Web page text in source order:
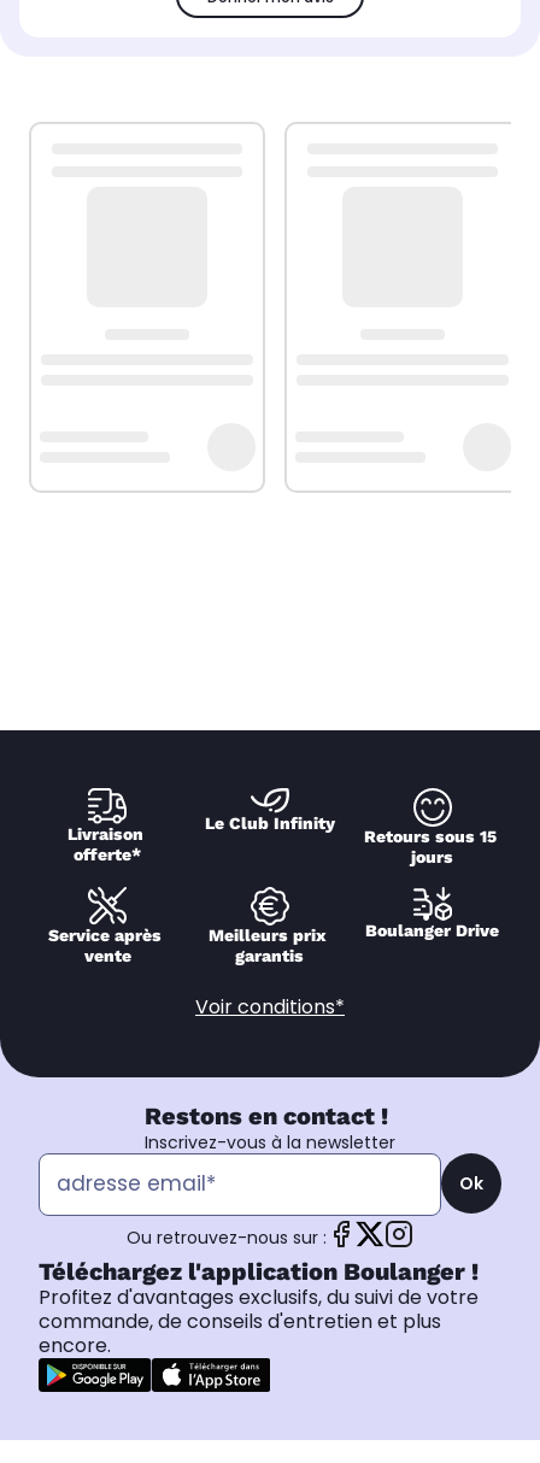
Livraison
offerte*
Le Club Infinity
Retours sous 15
jours
Service après
vente
Meilleurs prix
garantis
Boulanger Drive
Voir conditions*
Restons en contact !
Inscrivez-vous à la newsletter
Ok
Ou retrouvez-nous sur :
Téléchargez l'application Boulanger !
Profitez d'avantages exclusifs, du suivi de votre
commande, de conseils d'entretien et plus
encore.